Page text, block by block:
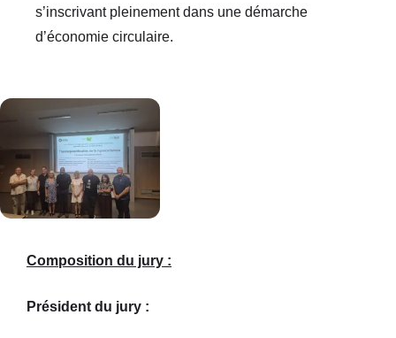
s’inscrivant pleinement dans une démarche
d’économie circulaire.
Composition du jury :
Président du jury :